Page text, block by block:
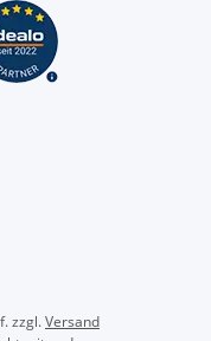
zzgl.Versand